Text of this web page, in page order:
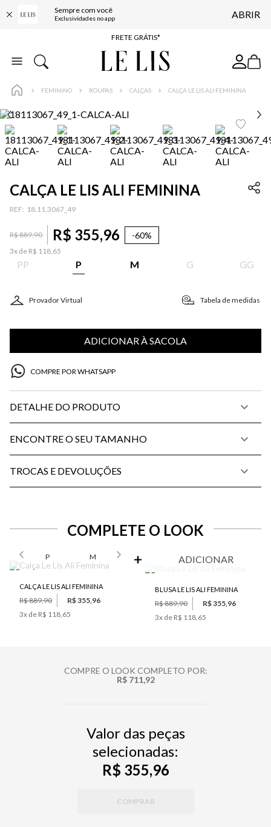
Sempre com você
Exclusividades no app ABRIR
ENTREGA EXPRESSA*
FRETE GRÁTIS*
BAIXE O APP
FEMININO ROUPAS CALÇAS CALÇA LE LIS ALI FEMININA
CALÇA LE LIS ALI FEMININA
: 18.11.3067_49
R$889,90 R$ 355,96 -60%
3x de R$ 118,65
PP P M G GG
Provador Virtual Tabela de medidas
ADICIONAR À SACOLA
COMPRE POR WHATSAPP
DETALHE DO PRODUTO
ENCONTRE O SEU TAMANHO
TROCAS E DEVOLUÇÕES
COMPLETE O LOOK
P M
CALÇA LE LIS ALI FEMININA
R$ 889,90
R$ 355,96
3x de R$ 118,65
ADICIONAR
BLUSA LE LIS ALI FEMININA
R$ 889,90
R$ 355,96
3x de R$ 118,65
COMPRE O LOOK COMPLETO POR:
R$ 711,92
Valor das peças
selecionadas:
R$ 355,96
COMPRAR